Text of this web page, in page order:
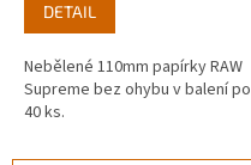
DETAIL
Nebělené 110mm papírky RAW
Supreme bez ohybu v balení po
40 ks.